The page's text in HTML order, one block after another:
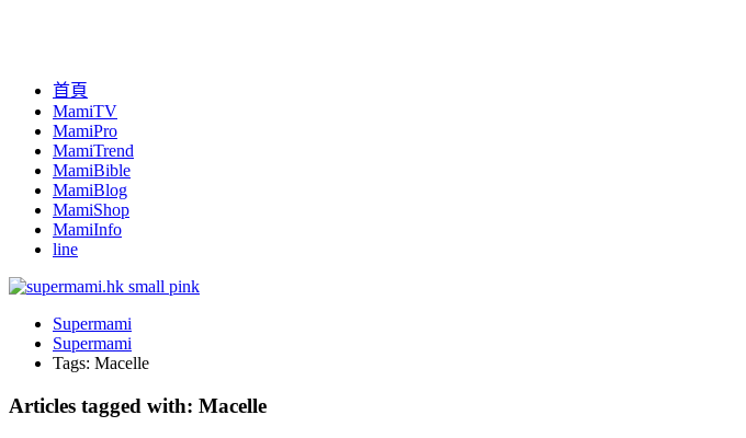
首頁
MamiTV
MamiPro
MamiTrend
MamiBible
MamiBlog
MamiShop
MamiInfo
line
Supermami
Supermami
Tags: Macelle
Articles tagged with: Macelle